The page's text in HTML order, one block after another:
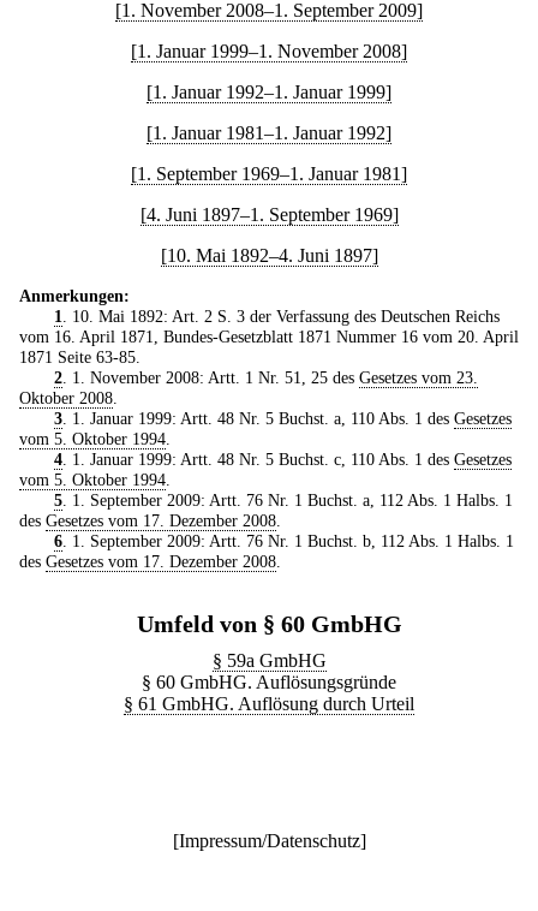
[1. November 2008–1. September 2009]
[1. Januar 1999–1. November 2008]
[1. Januar 1992–1. Januar 1999]
[1. Januar 1981–1. Januar 1992]
[1. September 1969–1. Januar 1981]
[4. Juni 1897–1. September 1969]
[10. Mai 1892–4. Juni 1897]
Anmerkungen:
1
. 10. Mai 1892: Art. 2 S. 3 der Verfassung des Deutschen Reichs
vom 16. April 1871, Bundes-Gesetzblatt 1871 Nummer 16 vom 20. April
1871 Seite 63-85.
2. 1. November 2008: Artt. 1 Nr. 51, 25 des Gesetzes vom 23.
Oktober 2008
3. 1. Januar 1999: Artt. 48 Nr. 5 Buchst. a, 110 Abs. 1 des Gesetzes
vom 5. Oktober 1994
4. 1. Januar 1999: Artt. 48 Nr. 5 Buchst. c, 110 Abs. 1 des Gesetzes
vom 5. Oktober 1994
5. 1. September 2009: Artt. 76 Nr. 1 Buchst. a, 112 Abs. 1 Halbs. 1
des Gesetzes vom 17. Dezember 2008
6. 1. September 2009: Artt. 76 Nr. 1 Buchst. b, 112 Abs. 1 Halbs. 1
des Gesetzes vom 17. Dezember 2008
Umfeld von § 60 GmbHG
§ 59a GmbHG
§ 60 GmbHG. Auflösungsgründe
§ 61 GmbHG. Auflösung durch Urteil
[Impressum/Datenschutz]